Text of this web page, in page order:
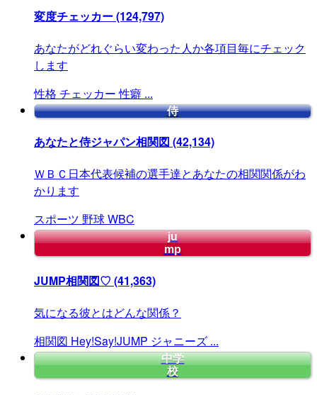
変度チェッカー(124,797)
あなたがどれぐらい変わった人か各項目毎にチェック
します
性格 チェッカー 性癖 ...
侍
あなたと侍ジャパン相関図 (42,134)
ＷＢＣ日本代表候補の選手達とあなたの相関関係がわ
かります
スポーツ 野球WBC
ju
mp
JUMP相関図♡ (41,363)
気になる彼とはどんな関係？
相関図 Hey!Say!JUMP ジャニーズ ...
中学
校